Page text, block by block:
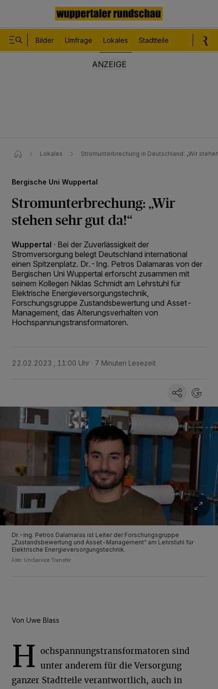
Bilder Umfrage Lokales Stadtteile
Lokales Stromunterbrechung in Deutschland: „Wir
Bergische Uni Wuppertal
Stromunterbrechung: „Wir
stehen sehr gut da!“
Wuppertal · Bei der Zuverlässigkeit der
Stromversorgung belegt Deutschland international
einen Spitzenplatz. Dr.-Ing. Petros Dalamaras von der
Bergischen Uni Wuppertal erforscht zusammen mit
seinem Kollegen Niklas Schmidt am Lehrstuhl für
Elektrische Energieversorgungstechnik,
Forschungsgruppe Zustandsbewertung und Asset-
Management, das Alterungsverhalten von
Hochspannungstransformatoren.
22.02.2023 , 11:00 Uhr 7 Minuten Lesezeit
Dr.-Ing. Petros Dalamaras ist Leiter der Forschungsgruppe
„Zustandsbewertung und Asset-Management“ am Lehrstuhl für
Elektrische Energieversorgungstechnik.
Foto: UniService Transfer
Von Uwe Blass
H ochspannungstransformatoren sind
unter anderem für die Versorgung
ganzer Stadtteile verantwortlich, auch in